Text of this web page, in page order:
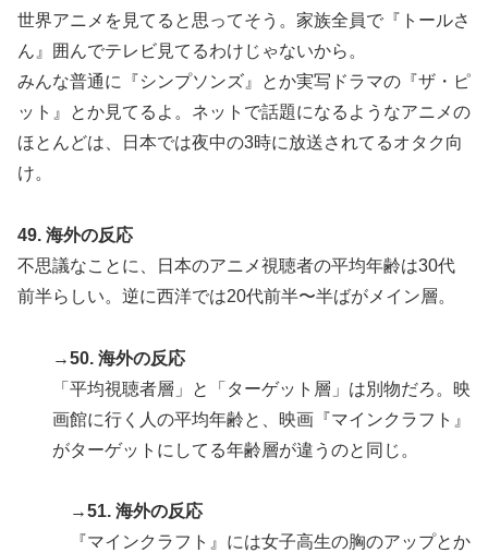
世界アニメを見てると思ってそう。家族全員で『トールさ
ん』囲んでテレビ見てるわけじゃないから。
みんな普通に『シンプソンズ』とか実写ドラマの『ザ・ピ
ット』とか見てるよ。ネットで話題になるようなアニメの
ほとんどは、日本では夜中の3時に放送されてるオタク向
け。
49. 海外の反応
不思議なことに、日本のアニメ視聴者の平均年齢は30代
前半らしい。逆に西洋では20代前半〜半ばがメイン層。
→50. 海外の反応
「平均視聴者層」と「ターゲット層」は別物だろ。映
画館に行く人の平均年齢と、映画『マインクラフト』
がターゲットにしてる年齢層が違うのと同じ。
→51. 海外の反応
『マインクラフト』には女子高生の胸のアップとか